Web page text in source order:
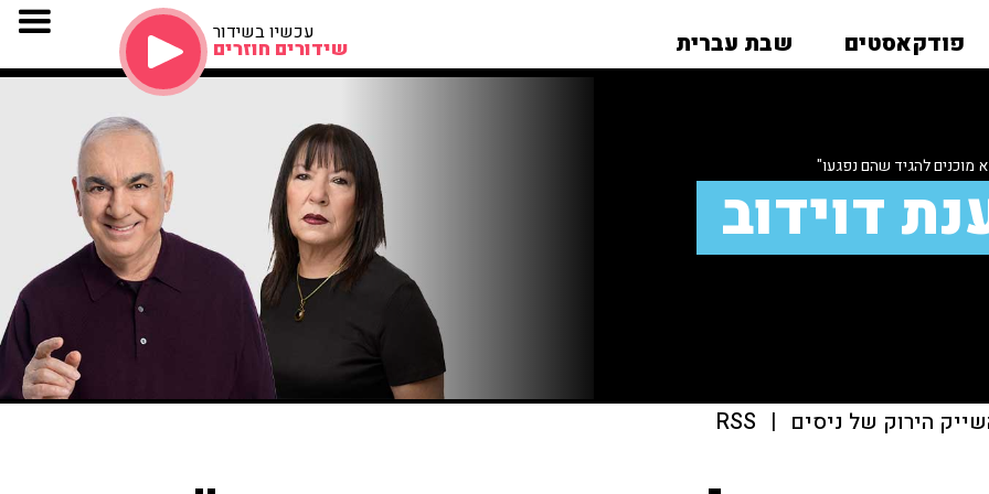
פודקאסטים שבת עברית עכשיו בשידור
שידורים חוזרים
להגיד שהם נפגעו"
דוידוב
הירוק של ניסים |
RSS